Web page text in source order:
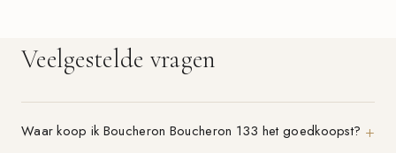
Veelgestelde vragen
Waar koop ik Boucheron Boucheron 133 het goedkoopst?